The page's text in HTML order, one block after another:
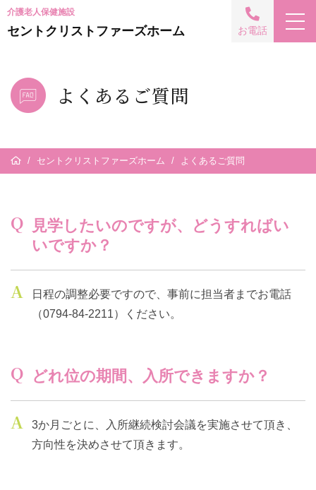
介護老人保健施設
セントクリストファーズホーム お電話
よくあるご質問
/ セントクリストファーズホーム / よくあるご質問
Q
見学したいのですが、どうすればい
いですか？
A
日程の調整必要ですので、事前に担当者までお電話
（0794-84-2211）ください。
Q どれ位の期間、入所できますか？
A
3か月ごとに、入所継続検討会議を実施させて頂き、
方向性を決めさせて頂きます。
0794-84-2211